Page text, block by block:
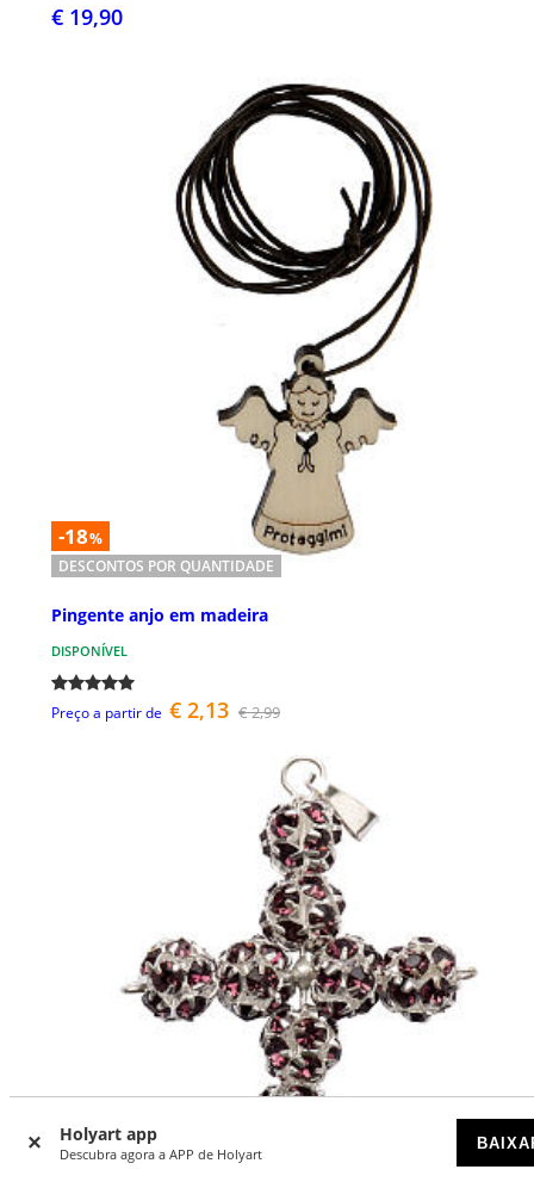
Holyart app
Descubra agora a APP de Holyart
€ 19,90
-18%
DESCONTOS POR QUANTIDADE
Pingente anjo em madeira
DISPONÍVEL
Preço a partir de € 2,13 € 2,99